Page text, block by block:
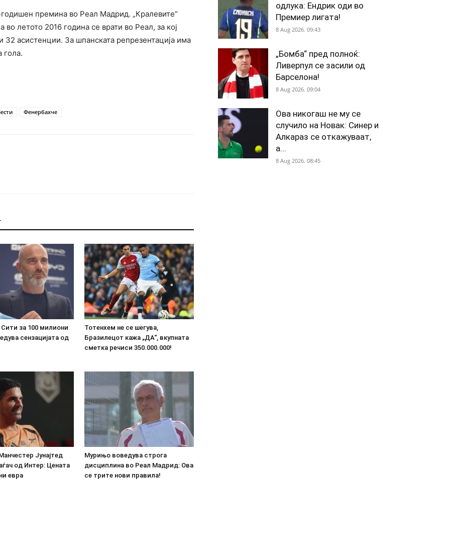
годишен премина во Реал Мадрид. „Кралевите“
летото 2016 година се врати во Реал, за кој
32 асистенции. За шпанската репрезентација има
гола.
Фенербахче
за 100 милиони
сензацијата од
Тотенхем не се шегува,
Бразилецот кажа „ДА“, вкупната
сметка речиси 350.000.000!
Јунајтед
од Интер: Цената
евра
Мурињо воведува строга
дисциплина во Реал Мадрид: Ова
се трите нови правила!
одлука: Ендрик оди во
Премиер лигата!
8 Aug 2026. 09:43
„Бомба“ пред полноќ:
Ливерпул се засили од
Барселона!
8 Aug 2026. 09:04
Ова никогаш не му се
случило на Новак: Синер и
Алкараз се откажуваат,
а...
8 Aug 2026. 08:45